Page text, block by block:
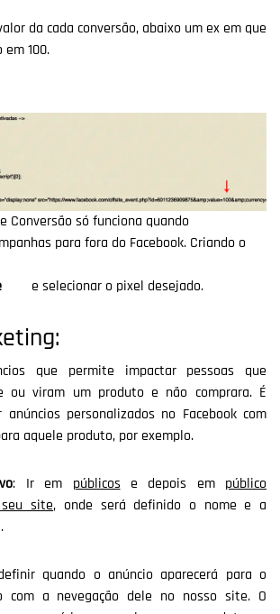
da cada conversão, abaixo um ex em que
100.
Conversão só funciona quando
para fora do Facebook. Criando o
e selecionar o pixel desejado.
que permite impactar pessoas que
ou viram um produto e não comprara. É
anúncios personalizados no Facebook com
aquele produto, por exemplo.
: Ir em públicos e depois em público
site, onde será definido o nome e a
quando o anúncio aparecerá para o
com a nevegação dele no nosso site. O